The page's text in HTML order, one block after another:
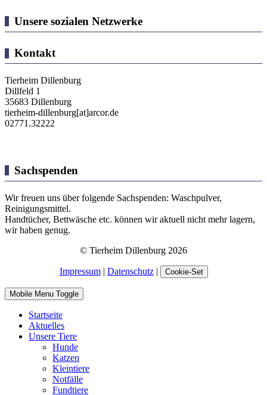
Unsere sozialen Netzwerke
Kontakt
Tierheim Dillenburg
Dillfeld 1
35683 Dillenburg
tierheim-dillenburg[at]arcor.de
02771.32222
Sachspenden
Wir freuen uns über folgende Sachspenden: Waschpulver,
Reinigungsmittel.
Handtücher, Bettwäsche etc. können wir aktuell nicht mehr lagern,
wir haben genug.
© Tierheim Dillenburg 2026
Impressum| Datenschutz| Cookie-Set
Mobile Menu Toggle
Startseite
Aktuelles
Unsere Tiere
Hunde
Katzen
Kleintiere
Notfälle
Fundtiere